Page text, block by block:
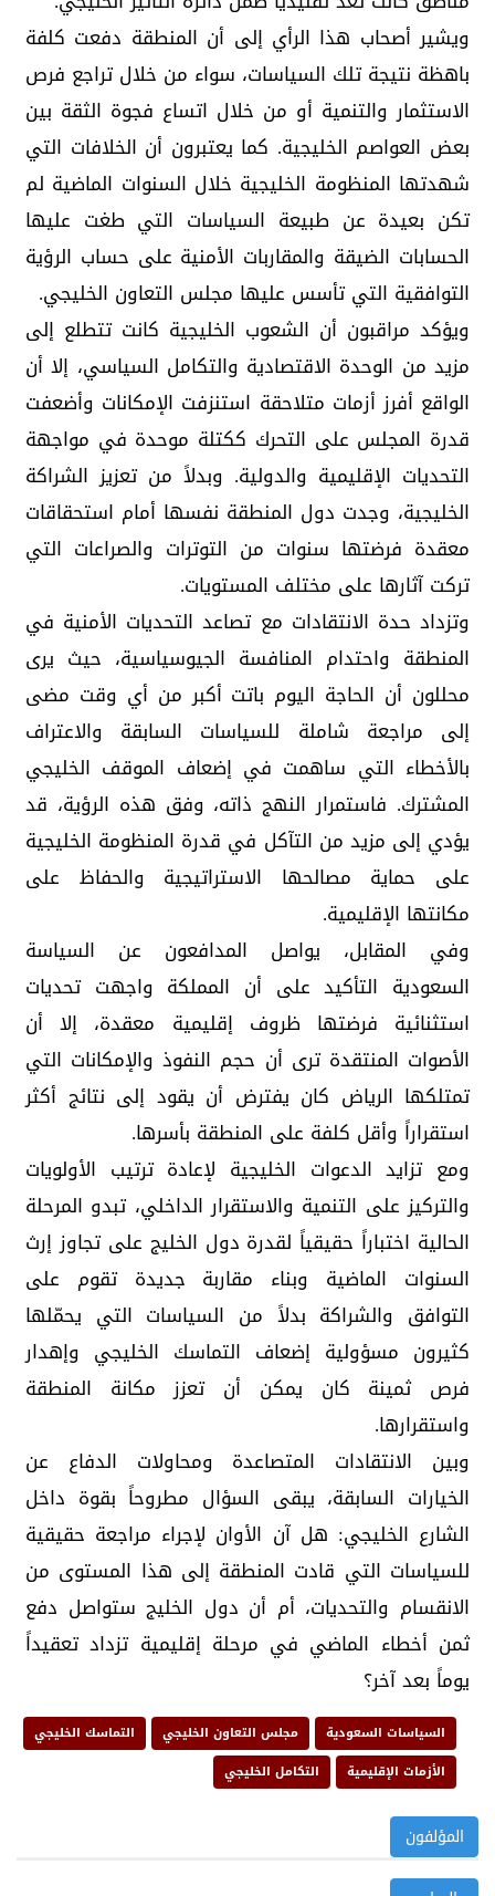
ويشير أصحاب هذا الرأي إلى أن المنطقة دفعت كلفة
باهظة نتيجة تلك السياسات، سواء من خلال تراجع فرص
الاستثمار والتنمية أو من خلال اتساع فجوة الثقة بين
بعض العواصم الخليجية. كما يعتبرون أن الخلافات التي
شهدتها المنظومة الخليجية خلال السنوات الماضية لم
تكن بعيدة عن طبيعة السياسات التي طغت عليها
الحسابات الضيقة والمقاربات الأمنية على حساب الرؤية
التوافقية التي تأسس عليها مجلس التعاون الخليجي.
ويؤكد مراقبون أن الشعوب الخليجية كانت تتطلع إلى
مزيد من الوحدة الاقتصادية والتكامل السياسي، إلا أن
الواقع أفرز أزمات متلاحقة استنزفت الإمكانات وأضعفت
قدرة المجلس على التحرك ككتلة موحدة في مواجهة
التحديات الإقليمية والدولية. وبدلاً من تعزيز الشراكة
الخليجية، وجدت دول المنطقة نفسها أمام استحقاقات
معقدة فرضتها سنوات من التوترات والصراعات التي
تركت آثارها على مختلف المستويات.
وتزداد حدة الانتقادات مع تصاعد التحديات الأمنية في
المنطقة واحتدام المنافسة الجيوسياسية، حيث يرى
محللون أن الحاجة اليوم باتت أكبر من أي وقت مضى
إلى مراجعة شاملة للسياسات السابقة والاعتراف
بالأخطاء التي ساهمت في إضعاف الموقف الخليجي
المشترك. فاستمرار النهج ذاته، وفق هذه الرؤية، قد
يؤدي إلى مزيد من التآكل في قدرة المنظومة الخليجية
على حماية مصالحها الاستراتيجية والحفاظ على
مكانتها الإقليمية.
وفي المقابل، يواصل المدافعون عن السياسة
السعودية التأكيد على أن المملكة واجهت تحديات
استثنائية فرضتها ظروف إقليمية معقدة، إلا أن
الأصوات المنتقدة ترى أن حجم النفوذ والإمكانات التي
تمتلكها الرياض كان يفترض أن يقود إلى نتائج أكثر
استقراراً وأقل كلفة على المنطقة بأسرها.
ومع تزايد الدعوات الخليجية لإعادة ترتيب الأولويات
والتركيز على التنمية والاستقرار الداخلي، تبدو المرحلة
الحالية اختباراً حقيقياً لقدرة دول الخليج على تجاوز إرث
السنوات الماضية وبناء مقاربة جديدة تقوم على
التوافق والشراكة بدلاً من السياسات التي يحمّلها
كثيرون مسؤولية إضعاف التماسك الخليجي وإهدار
فرص ثمينة كان يمكن أن تعزز مكانة المنطقة
واستقرارها.
وبين الانتقادات المتصاعدة ومحاولات الدفاع عن
الخيارات السابقة، يبقى السؤال مطروحاً بقوة داخل
الشارع الخليجي: هل آن الأوان لإجراء مراجعة حقيقية
للسياسات التي قادت المنطقة إلى هذا المستوى من
الانقسام والتحديات، أم أن دول الخليج ستواصل دفع
ثمن أخطاء الماضي في مرحلة إقليمية تزداد تعقيداً
يوماً بعد آخر؟
السياسات السعودية مجلس التعاون الخليجي
التماسك الخليجي
الأزمات الإقليمية
التكامل الخليجي
المؤلفون